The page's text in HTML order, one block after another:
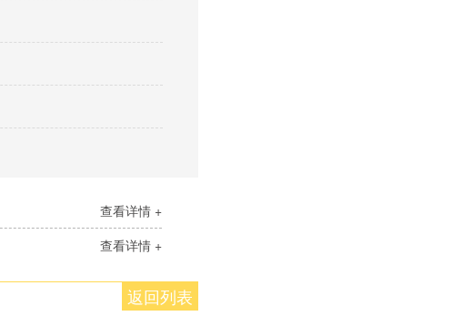
查看详情 +
查看详情 +
返回列表